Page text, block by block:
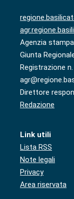
Agenzia
Giunta
Registrazione
Direttore
Redazione
Link utili
Lista RSS
Note legali
Privacy
Area riservata